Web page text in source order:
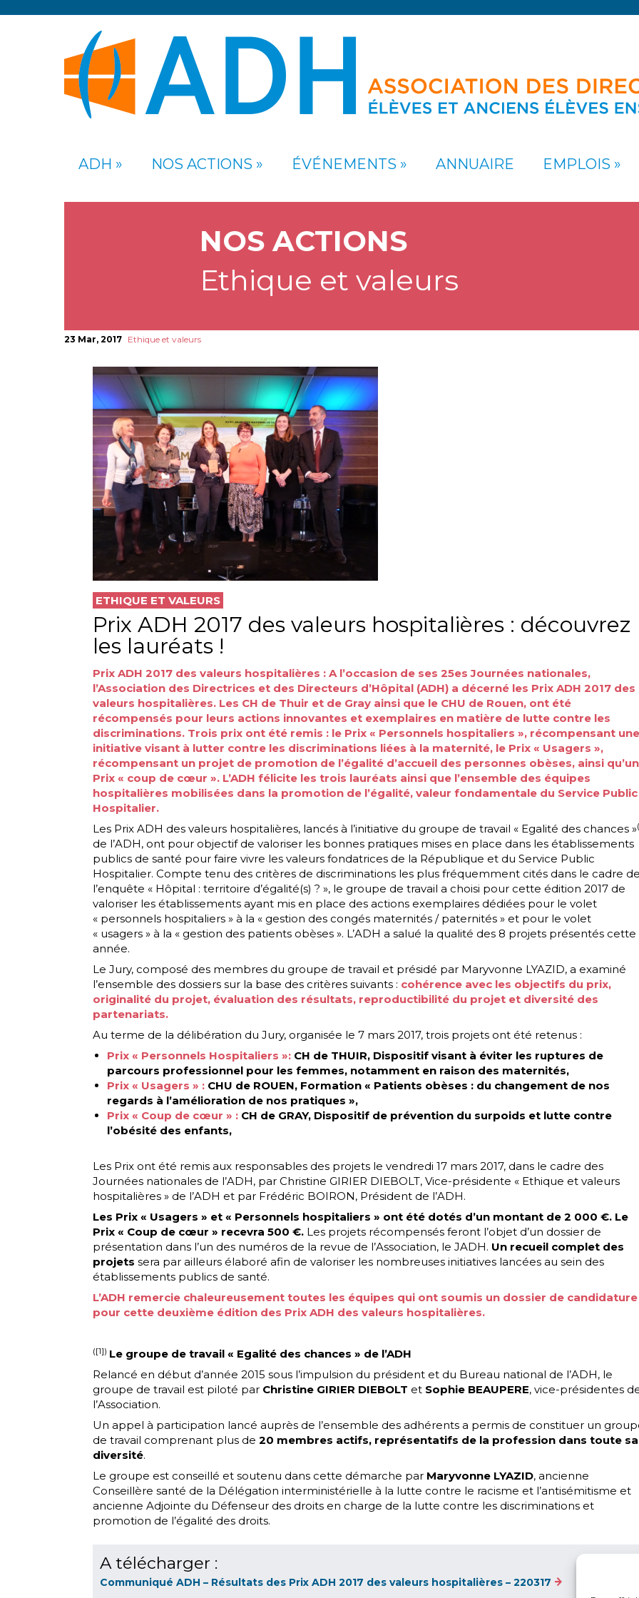
ADH NOS ACTIONS ÉVÉNEMENTS ANNUAIRE EMPLOIS
NOS ACTIONS
Ethique et valeurs
23 Mar, 2017 Ethique et valeurs
ETHIQUE ET VALEURS
Prix ADH 2017 des valeurs hospitalières : découvrez
les lauréats !
Prix ADH 2017 des valeurs hospitalières : A l’occasion de ses 25es Journées nationales,
l’Association des Directrices et des Directeurs d’Hôpital (ADH) a décerné les Prix ADH 2017 des
valeurs hospitalières. Les CH de Thuir et de Gray ainsi que le CHU de Rouen, ont été
récompensés pour leurs actions innovantes et exemplaires en matière de lutte contre les
discriminations. Trois prix ont été remis : le Prix « Personnels hospitaliers », récompensant une
initiative visant à lutter contre les discriminations liées à la maternité, le Prix « Usagers »,
récompensant un projet de promotion de l’égalité d’accueil des personnes obèses, ainsi qu’un
Prix « coup de cœur ». L’ADH félicite les trois lauréats ainsi que l’ensemble des équipes
hospitalières mobilisées dans la promotion de l’égalité, valeur fondamentale du Service Public
Hospitalier.
Les Prix ADH des valeurs hospitalières, lancés à l’initiative du groupe de travail « Egalité des chances »
de l’ADH, ont pour objectif de valoriser les bonnes pratiques mises en place dans les établissements
publics de santé pour faire vivre les valeurs fondatrices de la République et du Service Public
Hospitalier. Compte tenu des critères de discriminations les plus fréquemment cités dans le cadre de
l’enquête « Hôpital : territoire d’égalité(s) ? », le groupe de travail a choisi pour cette édition 2017 de
valoriser les établissements ayant mis en place des actions exemplaires dédiées pour le volet
« personnels hospitaliers » à la « gestion des congés maternités / paternités » et pour le volet
« usagers » à la « gestion des patients obèses ». L’ADH a salué la qualité des 8 projets présentés cette
année.
Le Jury, composé des membres du groupe de travail et présidé par Maryvonne LYAZID, a examiné
l’ensemble des dossiers sur la base des critères suivants : cohérence avec les objectifs du prix,
originalité du projet, évaluation des résultats, reproductibilité du projet et diversité des
partenariats.
Au terme de la délibération du Jury, organisée le 7 mars 2017, trois projets ont été retenus :
Prix « Personnels Hospitaliers »: CH de THUIR, Dispositif visant à éviter les ruptures de
parcours professionnel pour les femmes, notamment en raison des maternités,
Prix « Usagers » : CHU de ROUEN, Formation « Patients obèses : du changement de nos
regards à l’amélioration de nos pratiques »,
Prix « Coup de cœur » : CH de GRAY, Dispositif de prévention du surpoids et lutte contre
l’obésité des enfants,
Les Prix ont été remis aux responsables des projets le vendredi 17 mars 2017, dans le cadre des
Journées nationales de l’ADH, par Christine GIRIER DIEBOLT, Vice-présidente « Ethique et valeurs
hospitalières » de l’ADH et par Frédéric BOIRON, Président de l’ADH.
Les Prix « Usagers » et « Personnels hospitaliers » ont été dotés d’un montant de 2 000 €. Le
Prix « Coup de cœur » recevra 500 €. Les projets récompensés feront l’objet d’un dossier de
présentation dans l’un des numéros de la revue de l’Association, le JADH. Un recueil complet des
projets sera par ailleurs élaboré afin de valoriser les nombreuses initiatives lancées au sein des
établissements publics de santé.
L’ADH remercie chaleureusement toutes les équipes qui ont soumis un dossier de candidature
pour cette deuxième édition des Prix ADH des valeurs hospitalières.
([1]) Le groupe de travail « Egalité des chances » de l’ADH
Relancé en début d’année 2015 sous l’impulsion du président et du Bureau national de l’ADH, le
groupe de travail est piloté par Christine GIRIER DIEBOLT et Sophie BEAUPERE, vice-présidentes
l’Association.
Un appel à participation lancé auprès de l’ensemble des adhérents a permis de constituer un
de travail comprenant plus de 20 membres actifs, représentatifs de la profession dans toute sa
diversité.
Le groupe est conseillé et soutenu dans cette démarche par Maryvonne LYAZID, ancienne
Conseillère santé de la Délégation interministérielle à la lutte contre le racisme et l’antisémitisme et
ancienne Adjointe du Défenseur des droits en charge de la lutte contre les discriminations et
promotion de l’égalité des droits.
A télécharger :
Communiqué ADH – Résultats des Prix ADH 2017 des valeurs hospitalières – 220317